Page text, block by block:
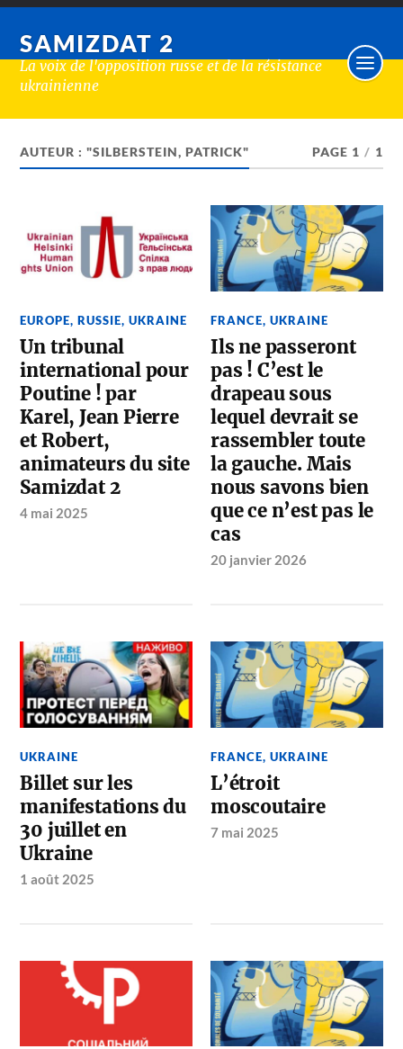
SAMIZDAT 2
La voix de l'opposition russe et de la résistance
ukrainienne
AUTEUR : "SILBERSTEIN, PATRICK" PAGE 1 / 1
EUROPE,RUSSIE,UKRAINE
Un tribunal
international pour
Poutine ! par
Karel, Jean Pierre
et Robert,
animateurs du site
Samizdat 2
4 mai 2025
FRANCE,UKRAINE
Ils ne passeront
pas ! C’est le
drapeau sous
lequel devrait se
rassembler toute
la gauche. Mais
nous savons bien
que ce n’est pas le
cas
20 janvier 2026
UKRAINE
Billet sur les
manifestations du
30 juillet en
Ukraine
1 août 2025
FRANCE,UKRAINE
L’étroit
moscoutaire
7 mai 2025